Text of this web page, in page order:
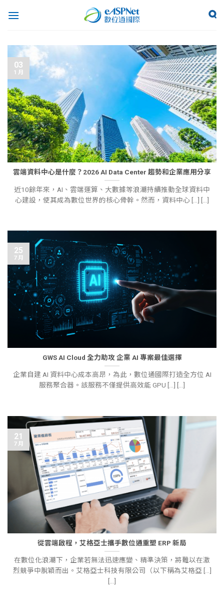
雲端資料中心是什麼？2026 AI Data Center 趨勢和企業應用分享
近10餘年來，AI、雲端運算、大數據等浪潮持續推動全球資料中
心建設，使其成為數位世界的核心骨幹。然而，資料中心 [...] [...]
03
1 月
GWS AI Cloud 全力助攻 企業 AI 專案最佳選擇
企業自建 AI 資料中心成本高昂，為此，數位通國際打造全方位 AI
服務聚合器。該服務不僅提供高效能 GPU [...] [...]
25
7 月
從雲端啟程，艾格亞士攜手數位通重塑 ERP 新局
在數位化浪潮下，企業若無法迅速應變、精準決策，將難以在激
烈競爭中脫穎而出。艾格亞士科技有限公司（以下稱為艾格亞 [...]
[...]
21
7 月